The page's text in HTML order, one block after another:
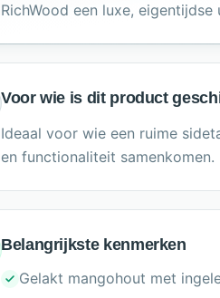
RichWood een luxe, eigentijdse
Voor wie is dit product
Ideaal voor wie een ruime
en functionaliteit samenkomen.
Belangrijkste kenmerken
Gelakt mangohout met